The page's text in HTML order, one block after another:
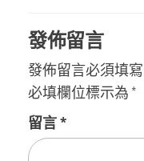
發佈留言
發佈留言必須填
必填欄位標示為 *
留言*